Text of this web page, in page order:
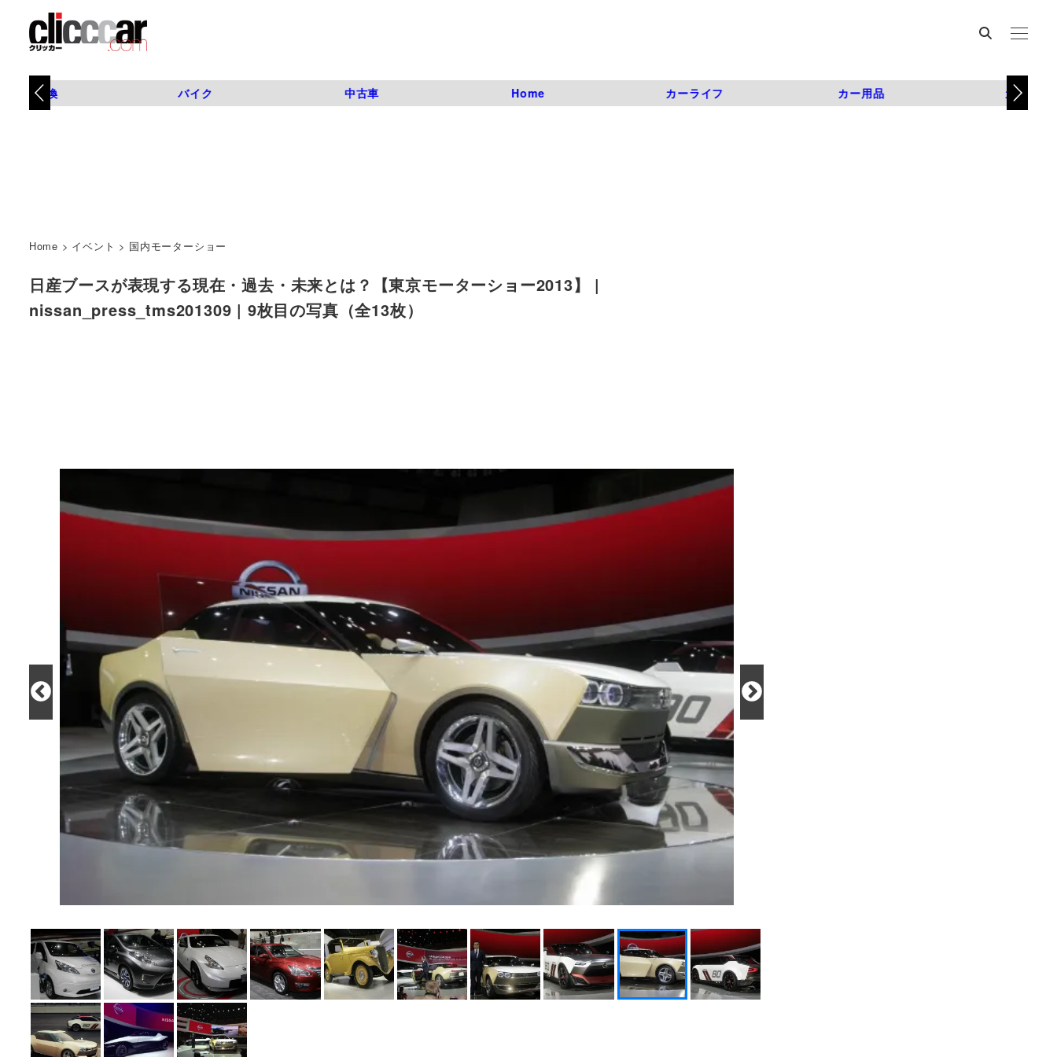
タイヤ交換 バイク 中古車 Home カーライフ カー用品 カスタム
Home > イベント > 国内モーターショー
日産ブースが表現する現在・過去・未来とは？【東京モーターショー2013】 |
nissan_press_tms201309 | 9枚目の写真（全13枚）